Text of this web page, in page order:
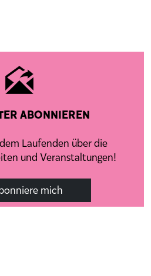
ABONNIEREN
Laufenden über die
und Veranstaltungen!
mich